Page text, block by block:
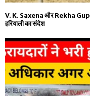
V. K. Saxena और Rekha
हरियाली का संदेश